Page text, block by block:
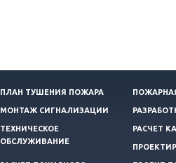
ПЛАН ТУШЕНИЯ ПОЖАРА
МОНТАЖ СИГНАЛИЗАЦИИ
ТЕХНИЧЕСКОЕ
ОБСЛУЖИВАНИЕ
РАСЧЕТ